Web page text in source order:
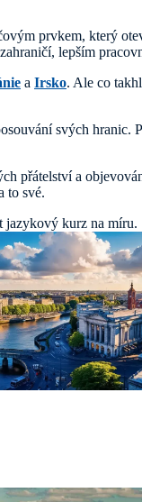
prvkem, který
lepším
a Irsko. Ale co
svých
přátelství a
to své.
jazykový kurz na míru.